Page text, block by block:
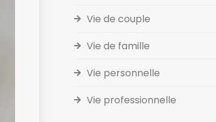
Vie de couple
Vie de famille
Vie personnelle
Vie professionnelle